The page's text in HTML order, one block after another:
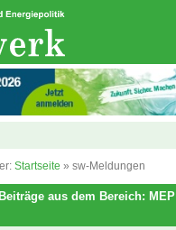
Startseite » sw-Meldungen
aus dem Bereich: MEP